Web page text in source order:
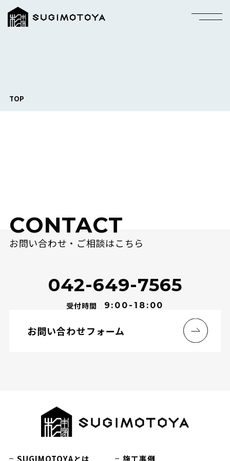
TOP
CONTACT
お問い合わせ‧ご相談はこちら
042-649-7565
受付時間 9:00-18:00
お問い合わせフォーム
SUGIMOTOYAとは 施工事例